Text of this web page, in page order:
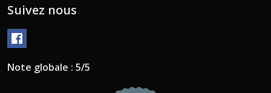
Suivez nous
Note globale : 5/5